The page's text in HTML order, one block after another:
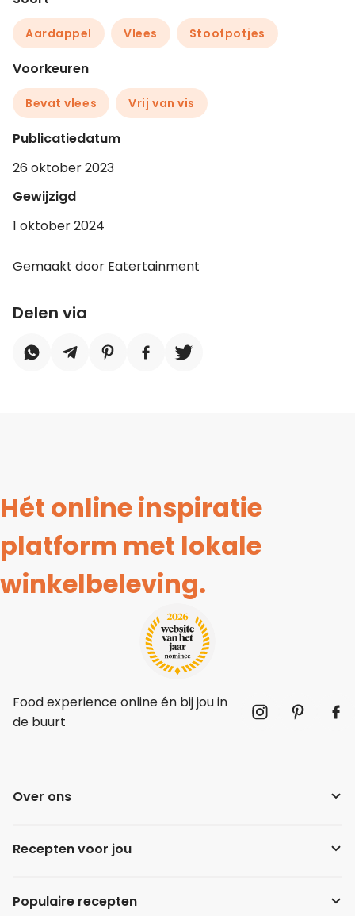
Aardappel Vlees Stoofpotjes
Voorkeuren
Bevat vlees Vrij van vis
Publicatiedatum
26 oktober 2023
Gewijzigd
1 oktober 2024
Gemaakt door Eatertainment
Delen via
Hét online inspiratie
platform met lokale
winkelbeleving.
Food experience online én bij jou in
de buurt
Over ons
Recepten voor jou
Populaire recepten